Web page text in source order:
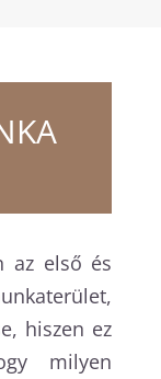
az első és
hiszen ez
milyen